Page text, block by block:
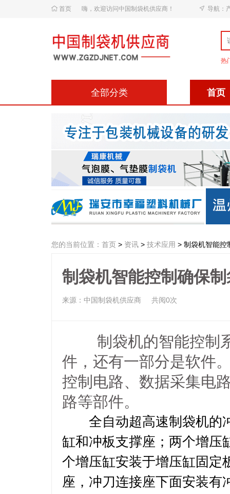
首页 嗨，欢迎访问中国制袋机供应商！ 导航：
热
全部分类 首页
您的当前位置： 首页 > 资讯 > 技术应用 > 制袋机智能控
制袋机智能控制确保
来源：中国制袋机供应商 共阅0次
制袋机的智能控制系
件，还有一部分是软件
控制电路、数据采集电
路等部件。
全自动超高速制袋机的冲
缸和冲板支撑座；两个增压
个增压缸安装于增压缸固定
座，冲刀连接座下面安装有